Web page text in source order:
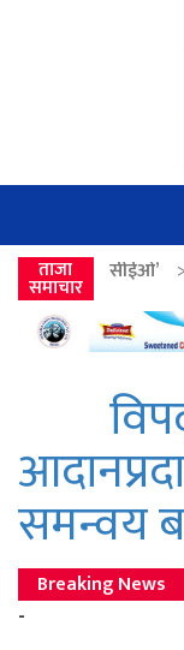
ताजा
समाचार
उपत्यकामा
समन्वय
Breaking News
-